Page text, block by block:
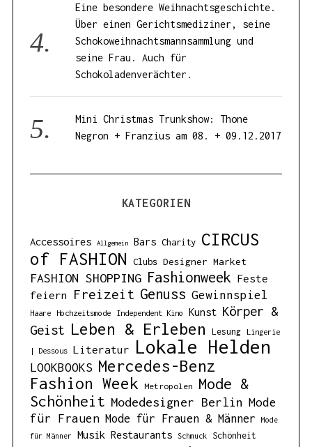
Eine besondere Weihnachtsgeschichte.
Über einen Gerichtsmediziner, seine
Schokoweihnachtsmannsammlung und
seine Frau. Auch für
Schokoladenverächter.
Mini Christmas Trunkshow: Thone
Negron + Franzius am 08. + 09.12.2017
KATEGORIEN
Accessoires Allgemein Bars Charity CIRCUS
of FASHION Clubs Designer Market
FASHION SHOPPING Fashionweek Feste
feiern
Freizeit Genuss Gewinnspiel
Haare Hochzeitsmode Independent Kino Kunst Körper &
Geist Leben & Erleben Lesung Lingerie
| Dessous Literatur Lokale Helden
LOOKBOOKS Mercedes-Benz
Fashion Week Metropolen
Mode &
Schönheit Modedesigner Berlin Mode
für Frauen Mode für Frauen & Männer
Mode
für Männer
Musik Restaurants Schmuck Schönheit